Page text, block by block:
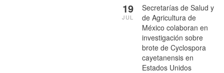
Secretarías de Salud y
de Agricultura de
México colaboran en
investigación sobre
brote de Cyclospora
cayetanensis en
Estados Unidos
19
JUL